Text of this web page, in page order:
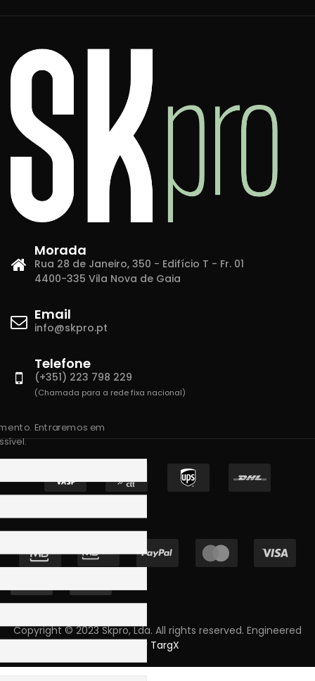
Morada
Rua 28 de Janeiro, 350 - Edifício T - Fr. 01
4400-335 Vila Nova de Gaia
Email
info@skpro.pt
Telefone
(+351) 223 798 229
(Chamada para a rede fixa nacional)
Copyright © 2023 Skpro, Lda. All rights reserved. Engineered
by TargX
Entraremos em